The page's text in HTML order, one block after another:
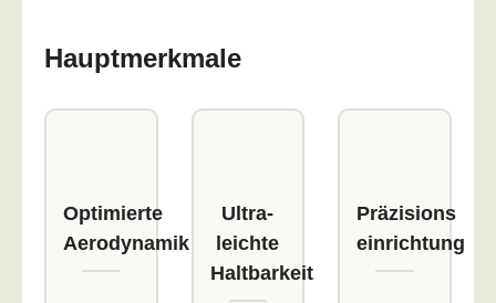
Hauptmerkmale
Optimierte
Aerodynamik
Ultra-
leichte
Haltbarkeit
Präzisions
einrichtung